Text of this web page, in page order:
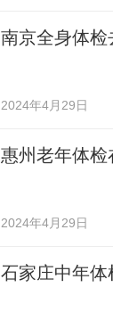
南京全身体
2024年4月29日
惠州老年体
2024年4月29日
石家庄中年